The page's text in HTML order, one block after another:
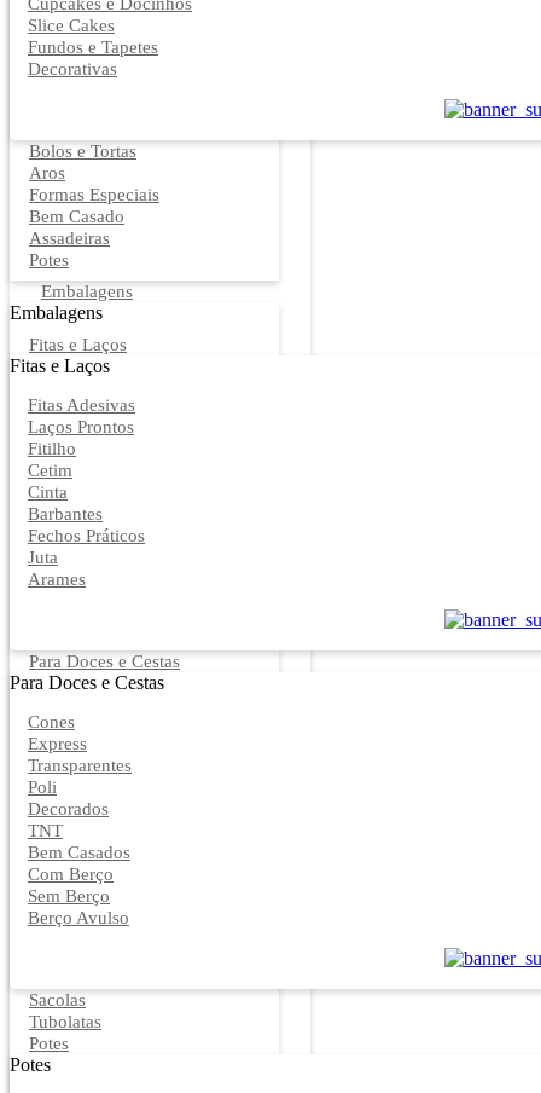
Slice Cakes
Fundos e Tapetes
Decorativas
Bolos e Tortas
Aros
Formas Especiais
Bem Casado
Assadeiras
Potes
Embalagens
Embalagens
Fitas e Laços
Fitas e Laços
Fitas Adesivas
Laços Prontos
Fitilho
Cetim
Cinta
Barbantes
Fechos Práticos
Juta
Arames
Para Doces e Cestas
Para Doces e Cestas
Cones
Express
Transparentes
Poli
Decorados
TNT
Bem Casados
Com Berço
Sem Berço
Berço Avulso
Sacolas
Tubolatas
Potes
Potes